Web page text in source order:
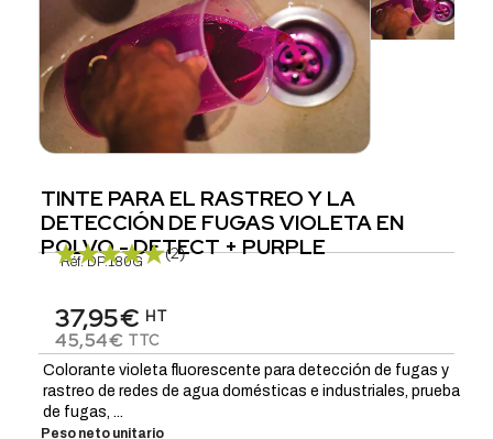
TINTE PARA EL RASTREO Y LA
DETECCIÓN DE FUGAS VIOLETA EN
POLVO - DETECT + PURPLE
Réf. DP.180G (2)
37,95€ HT
45,54€ TTC
Colorante violeta fluorescente para detección de fugas y
rastreo de redes de agua domésticas e industriales, prueba
de fugas, ...
Peso neto unitario